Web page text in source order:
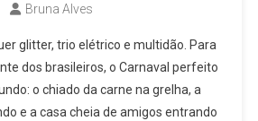
Bruna Alves
glitter, trio elétrico e multidão. Para
dos brasileiros, o Carnaval perfeito
o chiado da carne na grelha, a
e a casa cheia de amigos entrando